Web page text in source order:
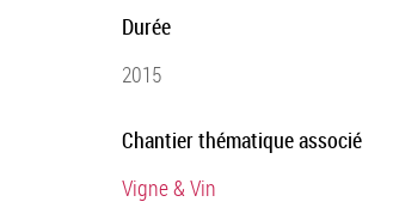
Durée
2015
Chantier thématique associé
Vigne & Vin